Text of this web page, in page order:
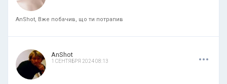
AnShot, Вже побачив, що ти потрапив
AnShot
1 СЕНТЯБРЯ 2024 08:13 ...